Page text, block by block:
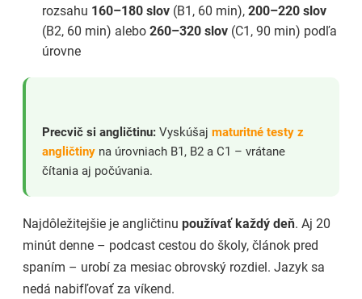
rozsahu 160–180 slov (B1, 60 min), 200–220 slov
(B2, 60 min) alebo 260–320 slov (C1, 90 min) podľa
úrovne
Precvič si angličtinu: Vyskúšaj maturitné testy z
angličtiny na úrovniach B1, B2 a C1 – vrátane
čítania aj počúvania.
Najdôležitejšie je angličtinu používať každý deň. Aj 20
minút denne – podcast cestou do školy, článok pred
spaním – urobí za mesiac obrovský rozdiel. Jazyk sa
nedá nabifľovať za víkend.